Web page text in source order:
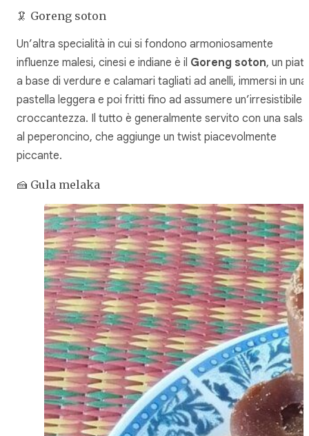
🦑 Goreng soton
Un’altra specialità in cui si fondono armoniosamente
influenze malesi, cinesi e indiane è il Goreng soton, un
a base di verdure e calamari tagliati ad anelli, immersi in una
pastella leggera e poi fritti fino ad assumere un’irresistibile
croccantezza. Il tutto è generalmente servito con una salsa
al peperoncino, che aggiunge un twist piacevolmente
piccante.
🍰 Gula melaka